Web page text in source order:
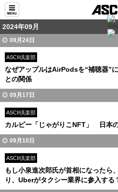
2024年09月
09月24日
ASCII倶楽部
なぜアップルはAirPodsを“補聴器”
との関係
09月17日
ASCII倶楽部
カルビー「じゃがりこNFT」 日本
09月10日
ASCII倶楽部
もし小泉進次郎氏が首相になったら
り、Uberがタクシー業界に参入する